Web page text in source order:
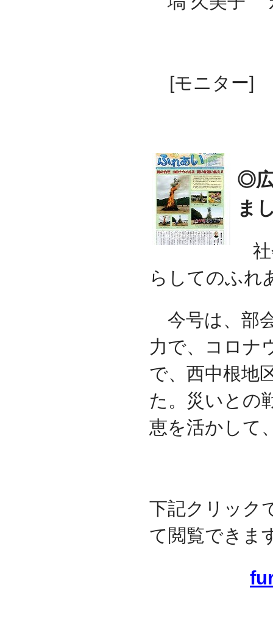
[モニタ
◎
ま
らしてのふれ
今号は、部
力で、コロナ
で、西中根地
た。災いとの
恵を活かして
下記クリック
て閲覧できま